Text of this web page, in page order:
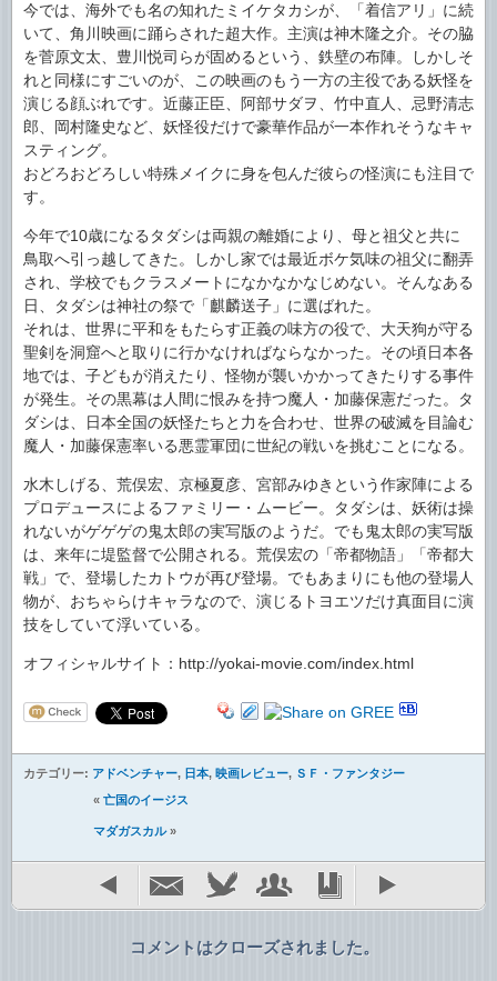
今では、海外でも名の知れたミイケタカシが、「着信アリ」に続
いて、角川映画に踊らされた超大作。主演は神木隆之介。その脇
を菅原文太、豊川悦司らが固めるという、鉄壁の布陣。しかしそ
れと同様にすごいのが、この映画のもう一方の主役である妖怪を
演じる顔ぶれです。近藤正臣、阿部サダヲ、竹中直人、忌野清志
郎、岡村隆史など、妖怪役だけで豪華作品が一本作れそうなキャ
スティング。
おどろおどろしい特殊メイクに身を包んだ彼らの怪演にも注目で
す。
今年で10歳になるタダシは両親の離婚により、母と祖父と共に
鳥取へ引っ越してきた。しかし家では最近ボケ気味の祖父に翻弄
され、学校でもクラスメートになかなかなじめない。そんなある
日、タダシは神社の祭で「麒麟送子」に選ばれた。
それは、世界に平和をもたらす正義の味方の役で、大天狗が守る
聖剣を洞窟へと取りに行かなければならなかった。その頃日本各
地では、子どもが消えたり、怪物が襲いかかってきたりする事件
が発生。その黒幕は人間に恨みを持つ魔人・加藤保憲だった。タ
ダシは、日本全国の妖怪たちと力を合わせ、世界の破滅を目論む
魔人・加藤保憲率いる悪霊軍団に世紀の戦いを挑むことになる。
水木しげる、荒俣宏、京極夏彦、宮部みゆきという作家陣による
プロデュースによるファミリー・ムービー。タダシは、妖術は操
れないがゲゲゲの鬼太郎の実写版のようだ。でも鬼太郎の実写版
は、来年に堤監督で公開される。荒俣宏の「帝都物語」「帝都大
戦」で、登場したカトウが再び登場。でもあまりにも他の登場人
物が、おちゃらけキャラなので、演じるトヨエツだけ真面目に演
技をしていて浮いている。
オフィシャルサイト：http://yokai-movie.com/index.html
カテゴリー: アドベンチャー, 日本, 映画レビュー, ＳＦ・ファンタジー
« 亡国のイージス
マダガスカル»
コメントはクローズされました。